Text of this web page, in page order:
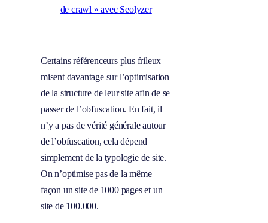
de crawl » avec Seolyzer
Certains référenceurs plus frileux
misent davantage sur l’optimisation
de la structure de leur site afin de se
passer de l’obfuscation. En fait, il
n’y a pas de vérité générale autour
de l’obfuscation, cela dépend
simplement de la typologie de site.
On n’optimise pas de la même
façon un site de 1000 pages et un
site de 100.000.